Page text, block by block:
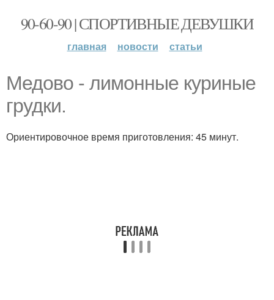
90-60-90 | СПОРТИВНЫЕ ДЕВУШКИ
главная новости статьи
Медово - лимонные куриные
грудки.
Ориентировочное время приготовления: 45 минут.